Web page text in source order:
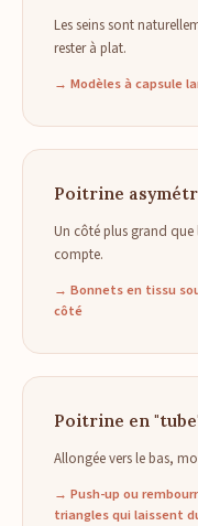
Les seins sont
rester à plat.
→ Modèles à capsule
Poitrine
Un côté plus grand
compte.
→ Bonnets en tissu
côté
Poitrine en
Allongée vers le bas,
→ Push-up ou
triangles qui laissent